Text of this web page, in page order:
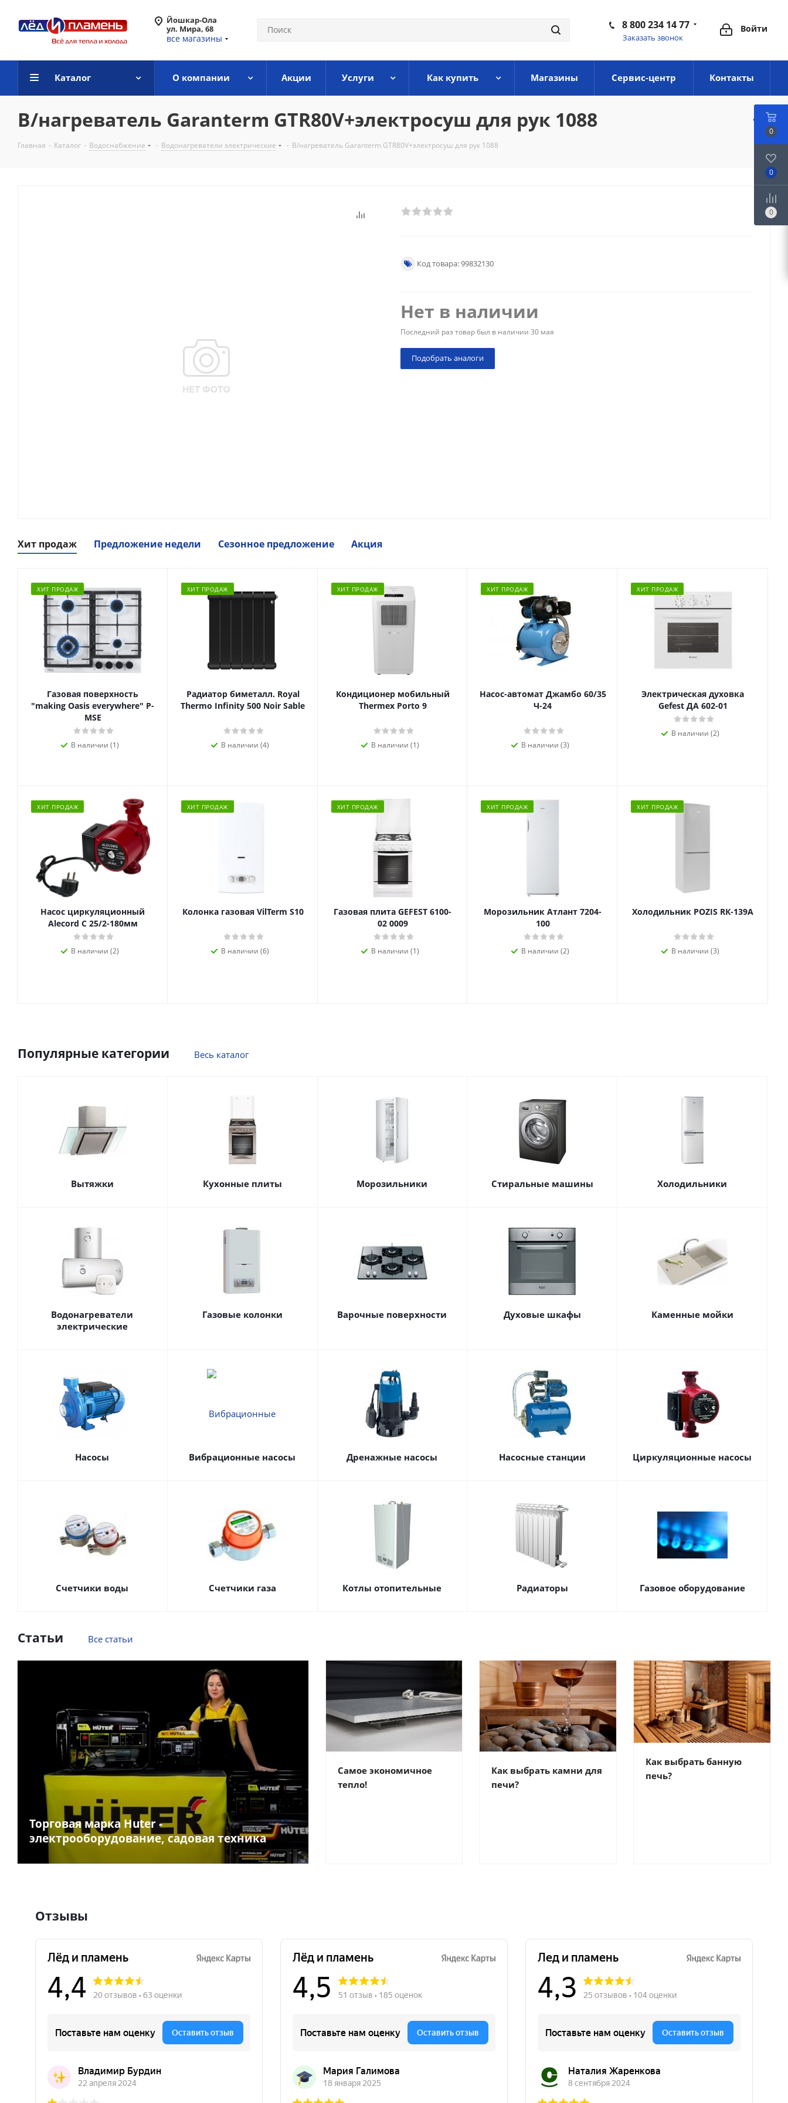
Йошкар-Ола
ул. Мира, 68
все магазины
Войти
8 800 234 14 77
Заказать звонок
Каталог О компании Акции Услуги Как купить Магазины Сервис-центр Контакты
В/нагреватель Garanterm GTR80V+электросуш для рук 1088
Главная - Каталог - Водоснабжение - Водонагреватели электрические - В/нагреватель Garanterm GTR80V+электросуш для рук 1088
Код товара: 99832130
Нет в наличии
Последний раз товар был в наличии 30 мая
Подобрать аналоги
Хит продаж Предложение недели Сезонное предложение Акция
ХИТ ПРОДАЖ
Газовая поверхность
"making Oasis everywhere" P-
MSE
В наличии (1)
ХИТ ПРОДАЖ
Радиатор биметалл. Royal
Thermo Infinity 500 Noir Sable
В наличии (4)
ХИТ ПРОДАЖ
Кондиционер мобильный
Thermex Porto 9
В наличии (1)
ХИТ ПРОДАЖ
Насос-автомат Джамбо 60/35
Ч-24
В наличии (3)
ХИТ ПРОДАЖ
Электрическая духовка
Gefest ДА 602-01
В наличии (2)
ХИТ ПРОДАЖ
Насос циркуляционный
Alecord C 25/2-180мм
В наличии (2)
ХИТ ПРОДАЖ
Колонка газовая VilTerm S10
В наличии (6)
ХИТ ПРОДАЖ
Газовая плита GEFEST 6100-
02 0009
В наличии (1)
ХИТ ПРОДАЖ
Морозильник Атлант 7204-
100
В наличии (2)
ХИТ ПРОДАЖ
Холодильник POZIS RК-139А
В наличии (3)
Популярные категории Весь каталог
Вытяжки Кухонные плиты Морозильники Стиральные машины Холодильники
Водонагреватели
электрические
Газовые колонки Варочные поверхности Духовые шкафы Каменные мойки
Насосы Вибрационные насосы Дренажные насосы Насосные станции Циркуляционные насосы
Счетчики воды Счетчики газа Котлы отопительные Радиаторы Газовое оборудование
Статьи Все статьи
Торговая марка Huter -
электрооборудование, садовая техника
Самое экономичное
тепло!
Как выбрать камни для
печи?
Как выбрать банную
печь?
Отзывы
0
0
0